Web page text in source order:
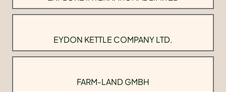
EYDON KETTLE COMPANY LTD.
FARM-LAND GMBH